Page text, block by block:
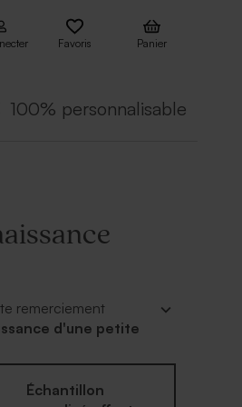
Favoris Panier
100% personnalisable
remerciement
d'une petite
vous avez reçu
de la part de
Échantillon